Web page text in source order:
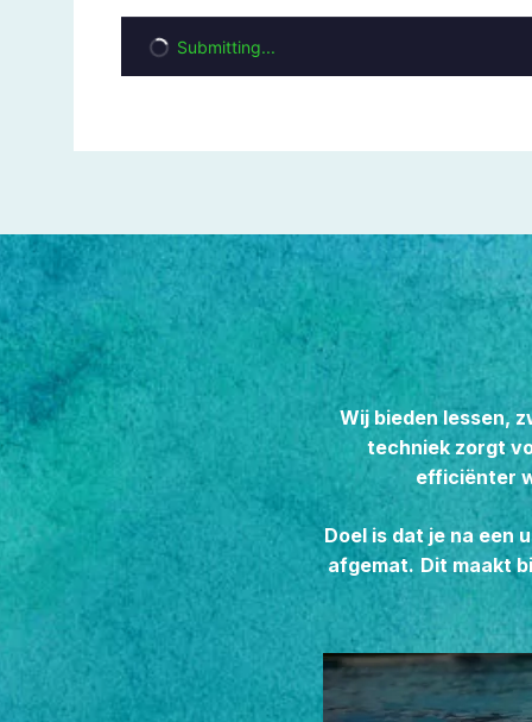
Wij bieden lessen,
techniek zorgt
efficiënter
Doel is dat je na een
afgemat. Dit maakt